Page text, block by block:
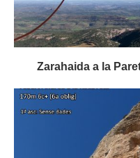
Zarahaida a la